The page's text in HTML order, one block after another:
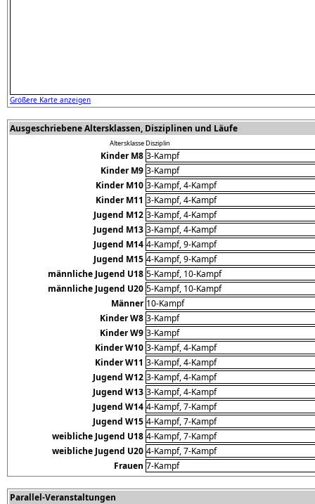
Größere Karte anzeigen
Ausgeschriebene Altersklassen, Disziplinen und Läufe
AltersklasseDisziplin
Kinder M8 3-Kampf
Kinder M9 3-Kampf
Kinder M10 3-Kampf, 4-Kampf
Kinder M11 3-Kampf, 4-Kampf
Jugend M12 3-Kampf, 4-Kampf
Jugend M13 3-Kampf, 4-Kampf
Jugend M14 4-Kampf, 9-Kampf
Jugend M15 4-Kampf, 9-Kampf
männliche Jugend U18 5-Kampf, 10-Kampf
männliche Jugend U20 5-Kampf, 10-Kampf
Männer 10-Kampf
Kinder W8 3-Kampf
Kinder W9 3-Kampf
Kinder W10 3-Kampf, 4-Kampf
Kinder W11 3-Kampf, 4-Kampf
Jugend W12 3-Kampf, 4-Kampf
Jugend W13 3-Kampf, 4-Kampf
Jugend W14 4-Kampf, 7-Kampf
Jugend W15 4-Kampf, 7-Kampf
weibliche Jugend U18 4-Kampf, 7-Kampf
weibliche Jugend U20 4-Kampf, 7-Kampf
Frauen 7-Kampf
Parallel-Veranstaltungen